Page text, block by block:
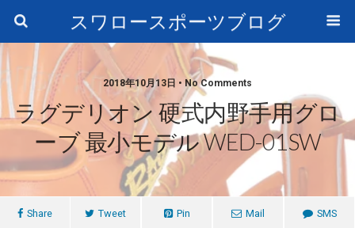
スワロースポーツブログ
2018年10月13日 • No Comments
ラグデリオン 硬式内野手用グロ
ーブ 最小モデル WED-01SW
Share Tweet Pin Mail SMS